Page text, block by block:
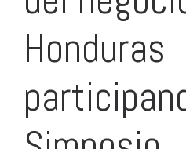
Honduras